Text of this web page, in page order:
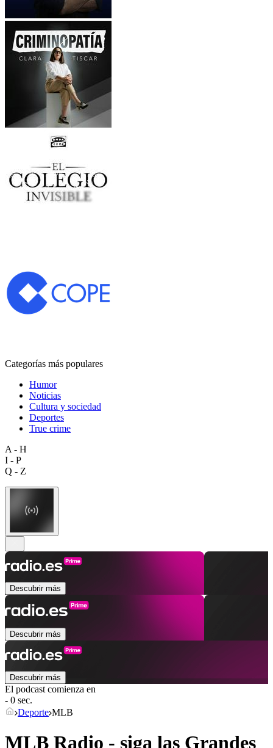
Categorías más populares
Humor
Noticias
Cultura y sociedad
Deportes
True crime
A - H
I - P
Q - Z
Descubrir más
Descubrir más
Descubrir más
El podcast comienza en
- 0 sec.
Deporte MLB
MLB Radio - siga las Grandes